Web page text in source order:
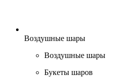
Воздушные шары
Воздушные шары
Букеты шаров